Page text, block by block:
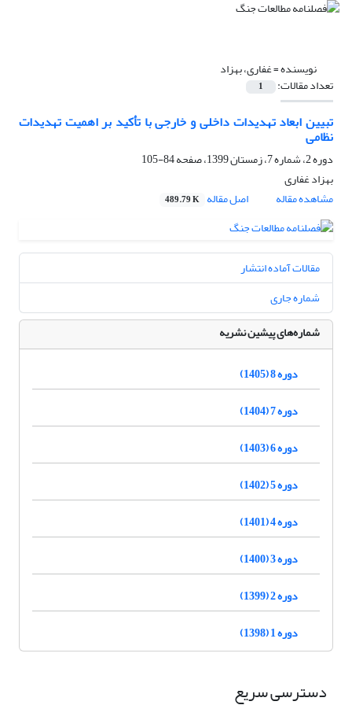
نویسنده =غفاری، بهزاد
تعداد مقالات: 1
تبیین ابعاد تهدیدات داخلی و خارجی با تأکید بر اهمیت تهدیدات
نظامی
دوره 2، شماره 7، زمستان 1399، صفحه
84-105
بهزاد غفاری
مشاهده مقاله
اصل مقاله 489.79 K
مقالات آماده انتشار
شماره جاری
شماره‌های پیشین نشریه
دوره 8 (1405)
دوره 7 (1404)
دوره 6 (1403)
دوره 5 (1402)
دوره 4 (1401)
دوره 3 (1400)
دوره 2 (1399)
دوره 1 (1398)
دسترسی سریع